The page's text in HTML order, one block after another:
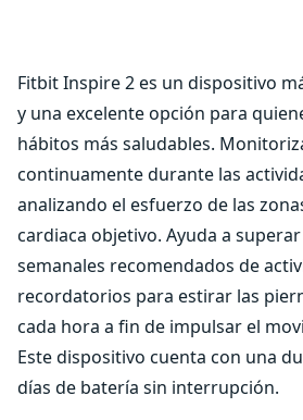
Fitbit Inspire 2 es un dispositivo
y una excelente opción para
hábitos más saludables.
continuamente durante las
analizando el esfuerzo de las
cardiaca objetivo. Ayuda a
semanales recomendados de
recordatorios para estirar las
cada hora a fin de impulsar el
Este dispositivo cuenta con una
días de batería sin interrupción.